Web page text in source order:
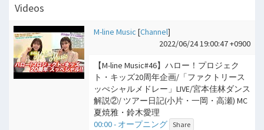
Videos
M-line Music [Channel]
2022/06/24 19:00:47 +0900
【M-line Music#46】ハロー！プロジェク
ト・キッズ20周年企画/「ファクトリース
ッぺシャルメドレー」LIVE/宮本佳林ダンス
解説②/ ツアー日記(小片・一岡・高瀬) MC
夏焼雅・鈴木愛理
00:00 - オープニング Share